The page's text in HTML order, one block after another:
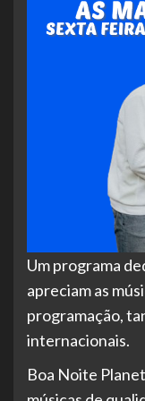
Um programa
apreciam as
programação,
internacionais.
Boa Noite